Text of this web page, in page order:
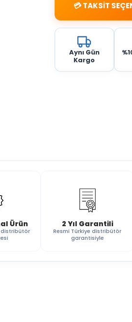
💳 TAKSİT
Aynı Gün
Kargo
Ürün
distribütör
2 Yıl Garantili
Resmi Türkiye distribütör
garantisiyle